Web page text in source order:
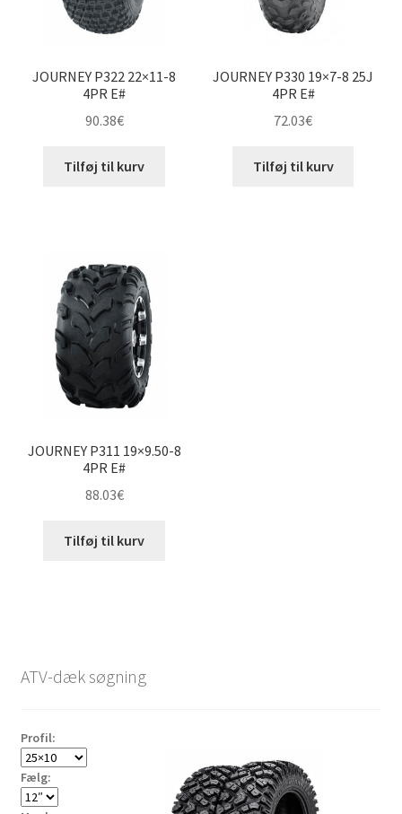
JOURNEY P322 22×11-8
4PR E#
90.38€
Tilføj til kurv
JOURNEY P330 19×7-8 25J
4PR E#
72.03€
Tilføj til kurv
JOURNEY P311 19×9.50-8
4PR E#
88.03€
Tilføj til kurv
ATV-dæk søgning
Profil:
Fælg: